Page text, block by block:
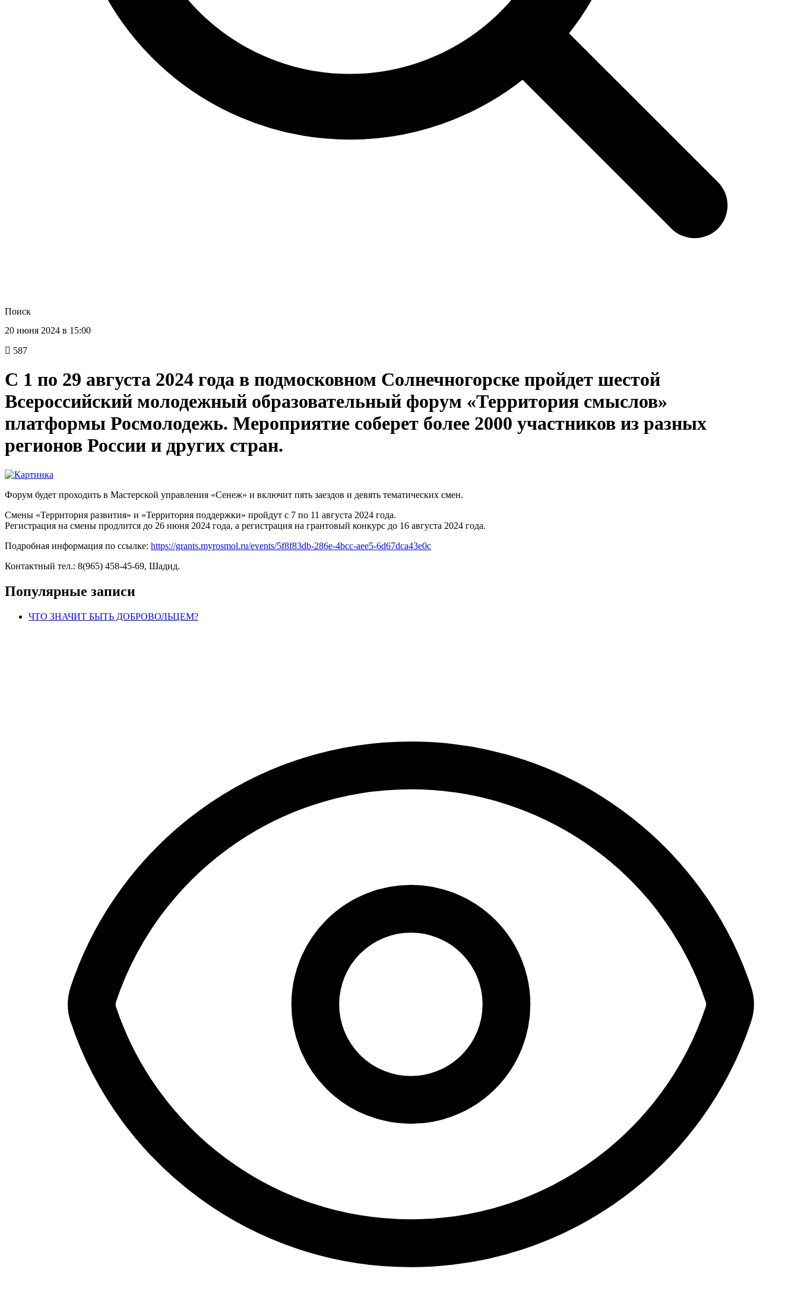
Поиск
20 июня 2024 в 15:00
587
С 1 по 29 августа 2024 года в подмосковном Солнечногорске пройдет шестой
Всероссийский молодежный образовательный форум «Территория смыслов»
платформы Росмолодежь. Мероприятие соберет более 2000 участников из разных
регионов России и других стран.
Форум будет проходить в Мастерской управления «Сенеж» и включит пять заездов и девять тематических смен.
Смены «Территория развития» и «Территория поддержки» пройдут с 7 по 11 августа 2024 года.
Регистрация на смены продлится до 26 июня 2024 года, а регистрация на грантовый конкурс до 16 августа 2024 года.
Подробная информация по ссылке: https://grants.myrosmol.ru/events/5f8f83db-286e-4bcc-aee5-6d67dca43e0c
Контактный тел.: 8(965) 458-45-69, Шадид.
Популярные записи
ЧТО ЗНАЧИТ БЫТЬ ДОБРОВОЛЬЦЕМ?